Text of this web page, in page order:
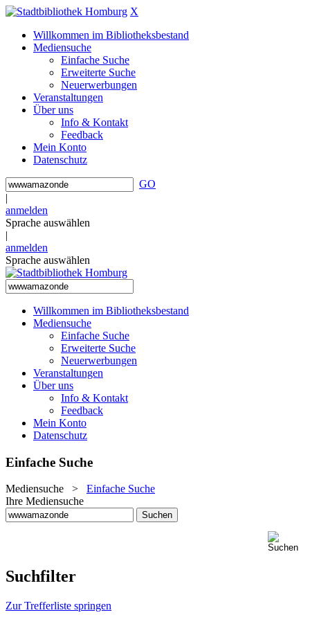
X
Willkommen im Bibliotheksbestand
Mediensuche
Einfache Suche
Erweiterte Suche
Neuerwerbungen
Veranstaltungen
Über uns
Info & Kontakt
Feedback
Mein Konto
Datenschutz
GO
|
anmelden
Sprache auswählen
|
anmelden
Sprache auswählen
Willkommen im Bibliotheksbestand
Mediensuche
Einfache Suche
Erweiterte Suche
Neuerwerbungen
Veranstaltungen
Über uns
Info & Kontakt
Feedback
Mein Konto
Datenschutz
Einfache Suche
Mediensuche > Einfache Suche
Ihre Mediensuche
Suchfilter
Zur Trefferliste springen